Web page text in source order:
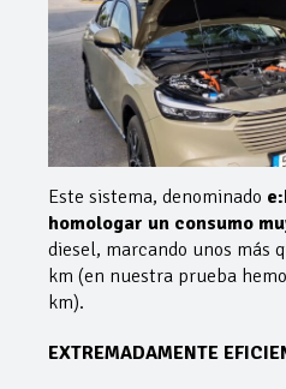
Este sistema, denominado
homologar un consumo
diesel, marcando unos más
km (en nuestra prueba
km).
EXTREMADAMENTE